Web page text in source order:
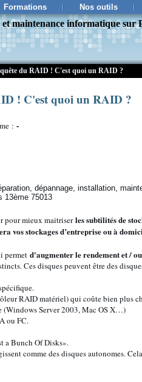
Formations Nos outils
maintenance informatique sur
du RAID ! C'est quoi un RAID ?
! C'est quoi un RAID ?
: -
pour mieux maitriser les subtilités de
vos stockages d’entreprise ou à
permet d'augmenter le rendement et /
Ces disques peuvent être des
RAID matériel) qui coûte bien plus
(Windows Server 2003, Mac OS X…)
ou FC.
a Bunch Of Disks».
comme des disques autonomes.